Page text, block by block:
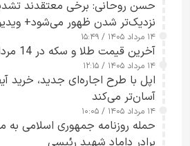
حسن روحانی: برخی معتقدند
نزدیک‌تر شدن ظهور می‌شود+
۱۴ مرداد ۱۴۰۵ / ۱۵:۴۹
آخرین قیمت طلا و سکه در 14 مرداد+ جدول
۱۴ مرداد ۱۴۰۵ / ۱۲:۱۵
اپل با طرح اجاره‌ای جدید، خرید
آسان‌تر می‌کند
۱۴ مرداد ۱۴۰۵ / ۱۰:۰۵
حمله روزنامه جمهوری اسلامی به
برادر داماد شهید رئیسی